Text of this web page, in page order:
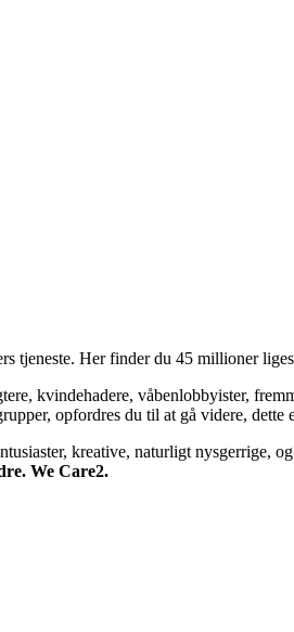
tjeneste. Her finder du 45 millioner
kvindehadere, våbenlobbyister,
opfordres du til at gå videre, dette
kreative, naturligt nysgerrige,
We Care2.